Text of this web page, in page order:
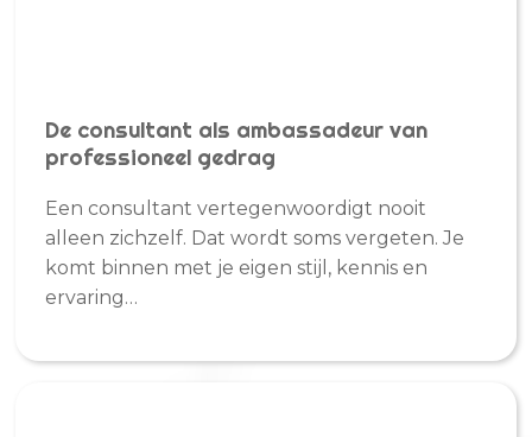
De consultant als ambassadeur van
professioneel gedrag
Een consultant vertegenwoordigt nooit
alleen zichzelf. Dat wordt soms vergeten. Je
komt binnen met je eigen stijl, kennis en
ervaring…